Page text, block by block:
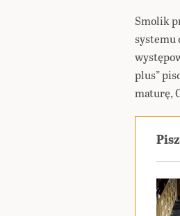
Smolik
systemu
plus”
maturę,